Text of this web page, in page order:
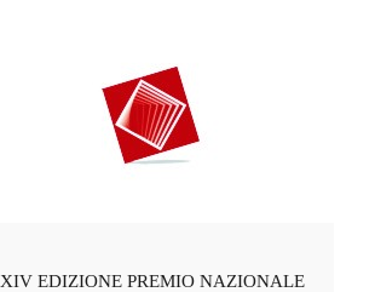
XIV EDIZIONE PREMIO NAZIONALE